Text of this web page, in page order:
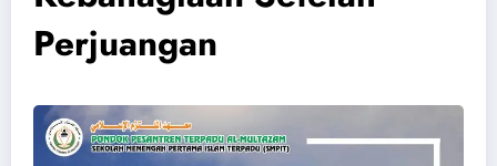
Perjuangan